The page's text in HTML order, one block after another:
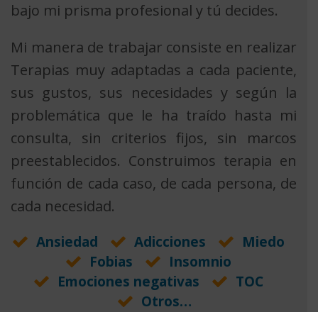
bajo mi prisma profesional y tú decides.
Mi manera de trabajar consiste en realizar
Terapias muy adaptadas a cada paciente,
sus gustos, sus necesidades y según la
problemática que le ha traído hasta mi
consulta, sin criterios fijos, sin marcos
preestablecidos. Construimos terapia en
función de cada caso, de cada persona, de
cada necesidad.
Ansiedad Adicciones
Miedo
Fobias
Insomnio
Emociones negativas
TOC
Otros…